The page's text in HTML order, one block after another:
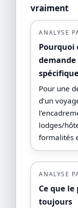
vraiment
ANALYSE
spécifique
Pour une
d’un
lodges/
formalités
ANALYSE
Ce que
toujours